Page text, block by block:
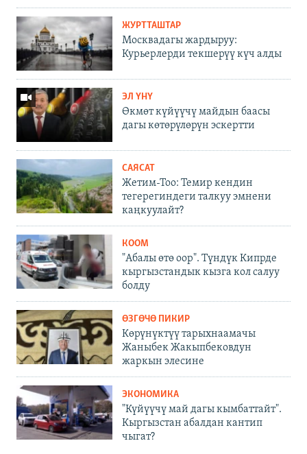
ЖУРТТАШТАР
Москвадагы жардыруу:
Курьерлерди текшерүү күч алды
ЭЛ ҮНҮ
Өкмөт күйүүчү майдын баасы
дагы көтөрүлөрүн эскертти
САЯСАТ
Жетим-Тоо: Темир кендин
тегерегиндеги талкуу эмнени
каңкуулайт?
КООМ
"Абалы өтө оор". Түндүк Кипрде
кыргызстандык кызга кол салуу
болду
ӨЗГӨЧӨ ПИКИР
Көрүнүктүү тарыхнаамачы
Жаныбек Жакыпбековдун
жаркын элесине
ЭКОНОМИКА
"Күйүүчү май дагы кымбаттайт".
Кыргызстан абалдан кантип
чыгат?